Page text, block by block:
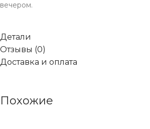
вечером.
Детали
Отзывы (0)
Доставка и оплата
Похожие